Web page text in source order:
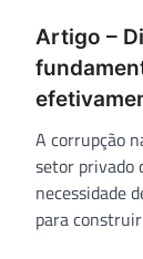
Artigo –
A corrupção
setor privado
necessidade
para